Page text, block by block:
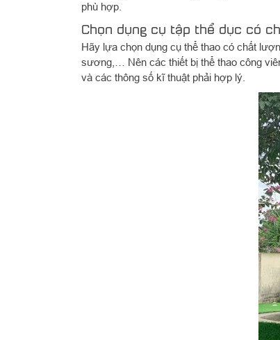
phù hợp.
Chọn dụng cụ tập thể dục có
Hãy lựa chọn dụng cụ thể thao có chất
sương,… Nên các thiết bị thể thao công
và các thông số kĩ thuật phải hợp lý.